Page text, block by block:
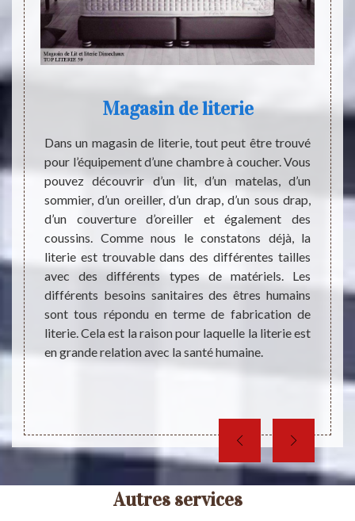
de
faut
par
faire
le
de
est
dans
de
et
Magasin de literie
Dans un magasin de literie, tout peut être trouvé
pour l’équipement d’une chambre à coucher. Vous
pouvez découvrir d’un lit, d’un matelas, d’un
sommier, d’un oreiller, d’un drap, d’un sous drap,
d’un couverture d’oreiller et également des
coussins. Comme nous le constatons déjà, la
literie est trouvable dans des différentes tailles
avec des différents types de matériels. Les
différents besoins sanitaires des êtres humains
sont tous répondu en terme de fabrication de
literie. Cela est la raison pour laquelle la literie est
en grande relation avec la santé humaine.
Le lit
lit
vos
et
Autres services